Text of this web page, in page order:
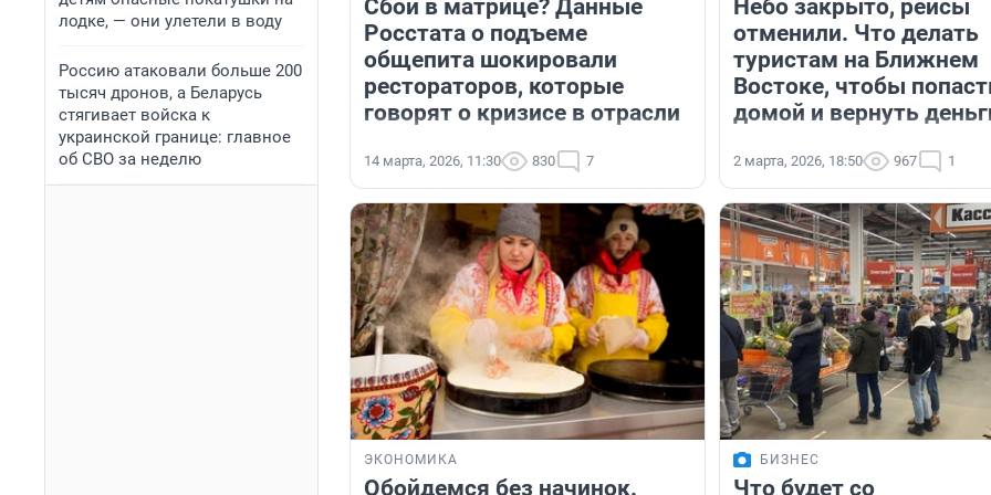
лодке, — они улетели в воду
Россию атаковали больше 200
тысяч дронов, а Беларусь
стягивает войска к
украинской границе: главное
об СВО за неделю
Сбой в матрице? Данные
Росстата о подъеме
общепита шокировали
рестораторов, которые
говорят о кризисе в отрасли
14 марта, 2026, 11:30 830 7
Небо закрыто, рейсы
отменили. Что делать
туристам на Ближнем
Востоке, чтобы
домой и вернуть
2 марта, 2026, 18:50 967 1
ЭКОНОМИКА
Обойдемся без начинок.
БИЗНЕС
Что будет со